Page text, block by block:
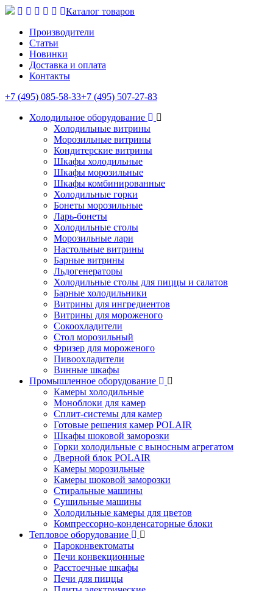
Каталог товаров
Производители
Статьи
Новинки
Доставка и оплата
Контакты
+7 (495) 085-58-33+7 (495) 507-27-83
Холодильное оборудование
Холодильные витрины
Морозильные витрины
Кондитерские витрины
Шкафы холодильные
Шкафы морозильные
Шкафы комбинированные
Холодильные горки
Бонеты морозильные
Ларь-бонеты
Холодильные столы
Морозильные лари
Настольные витрины
Барные витрины
Льдогенераторы
Холодильные столы для пиццы и салатов
Барные холодильники
Витрины для ингредиентов
Витрины для мороженого
Сокоохладители
Стол морозильный
Фризер для мороженого
Пивоохладители
Винные шкафы
Промышленное оборудование
Камеры холодильные
Моноблоки для камер
Сплит-системы для камер
Готовые решения камер POLAIR
Шкафы шоковой заморозки
Горки холодильные с выносным агрегатом
Дверной блок POLAIR
Камеры морозильные
Камеры шоковой заморозки
Стиральные машины
Сушильные машины
Холодильные камеры для цветов
Компрессорно-конденсаторные блоки
Тепловое оборудование
Пароконвектоматы
Печи конвекционные
Расстоечные шкафы
Печи для пиццы